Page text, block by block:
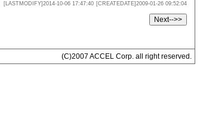
[LASTMODIFY]2014-10-06 17:47:40 [CREATEDATE]2009-01-26 09:52:04
(C)2007 ACCEL Corp. all right reserved.